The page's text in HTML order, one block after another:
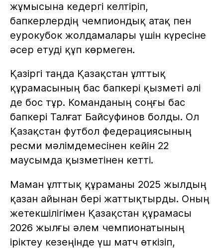
жұмысына кедергі келтіріп,
бапкерлердің чемпиондық атақ пен
еурокубок жолдамалары үшін күресіне
әсер етуді құп көрмеген.
Қазіргі таңда Қазақстан ұлттық
құрамасының бас бапкері қызметі әлі
де бос тұр. Команданың соңғы бас
бапкері Талғат Байсуфинов болды. Ол
Қазақстан футбол федерациясының
ресми мәлімдемесінен кейін 22
маусымда қызметінен кетті.
Маман ұлттық құраманы 2025 жылдың
қазан айынан бері жаттықтырды. Оның
жетекшілігімен Қазақстан құрамасы
2026 жылғы әлем чемпионатының
іріктеу кезеңінде үш матч өткізіп,